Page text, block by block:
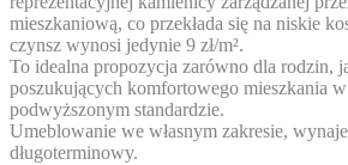
mieszkaniową, co przekłada się na niskie
czynsz wynosi jedynie 9 zł/m².
To idealna propozycja zarówno dla rodzin,
poszukujących komfortowego mieszkania
podwyższonym standardzie.
Umeblowanie we własnym zakresie,
długoterminowy.